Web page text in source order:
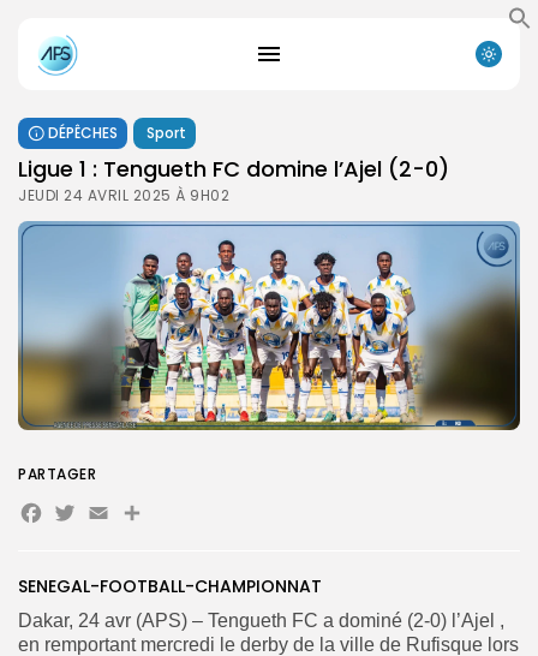
Search
for:
Search
Button
DÉPÊCHES Sport
Ligue 1 : Tengueth FC domine l’Ajel (2-0)
JEUDI 24 AVRIL 2025 À 9H02
SENEGAL-FOOTBALL-CHAMPIONNAT
Dakar, 24 avr (APS) – Tengueth FC a dominé (2-0) l’Ajel ,
en remportant mercredi le derby de la ville de Rufisque lors
PARTAGER
Facebook
Twitter
EmailPartager